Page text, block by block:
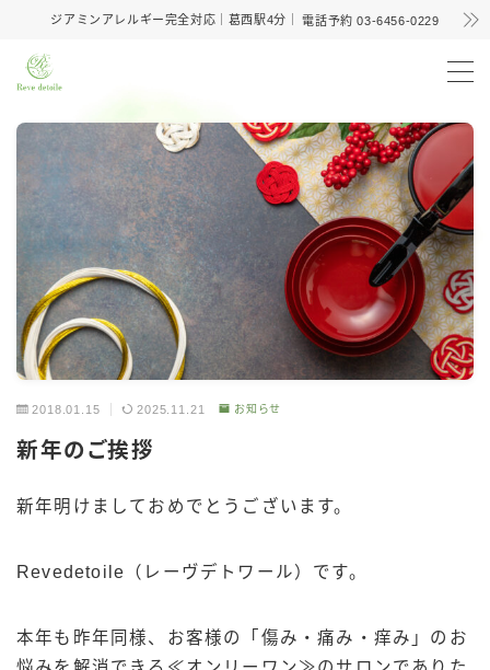
ジアミンアレルギー完全対応｜葛西駅4分｜ 電話予約 03-6456-0229
MENU
メニュー
ノンジアミンカラー
育毛・頭皮改善
WEB予約
電話予約
03-6456-0229
2018.01.15 2025.11.21 お知らせ
新年のご挨拶
新年明けましておめでとうございます。
Revedetoile（レーヴデトワール）です。
本年も昨年同様、お客様の「傷み・痛み・痒み」のお